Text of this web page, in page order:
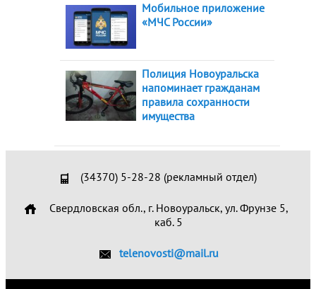
Мобильное приложение
«МЧС России»
Полиция Новоуральска
напоминает гражданам
правила сохранности
имущества
(34370) 5-28-28 (рекламный отдел)
Свердловская обл., г. Новоуральск, ул. Фрунзе 5,
каб. 5
telenovosti@mail.ru